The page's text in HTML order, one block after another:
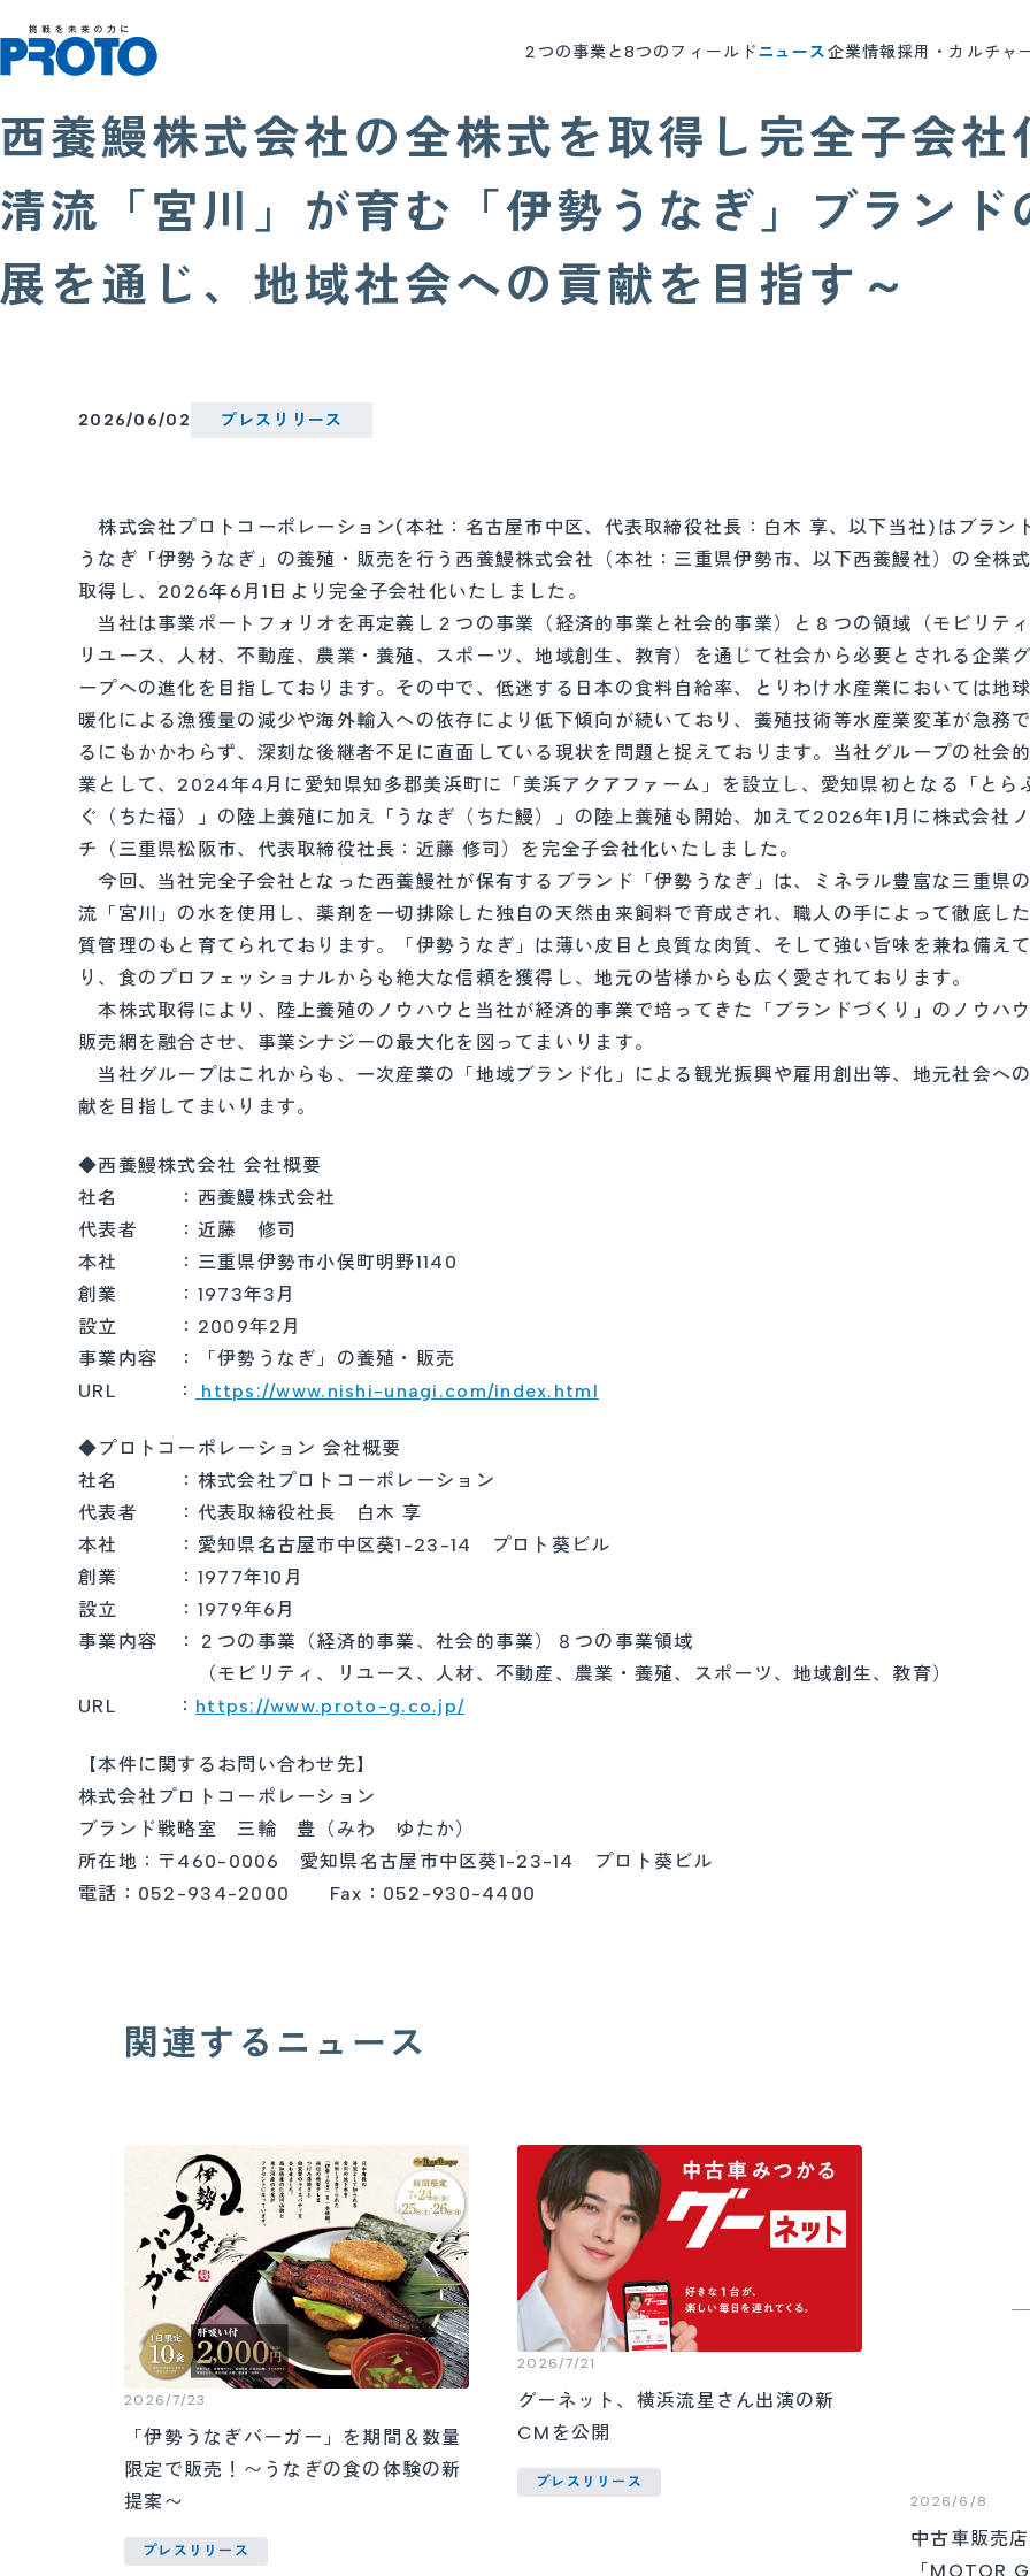
2つの事業と8つのフィールドニュース企業情報採用・カルチャ
西養鰻株式会社の全株式を取得し完全子会社
清流「宮川」が育む「伊勢うなぎ」ブランド
展を通じ、地域社会への貢献を目指す～
2026/06/02 プレスリリース
株式会社プロトコーポレーション(本社：名古屋市中区、代表取締役社長：白木 享、以下当社)はブラン
うなぎ「伊勢うなぎ」の養殖・販売を行う西養鰻株式会社（本社：三重県伊勢市、以下西養鰻社）の全株
取得し、2026年6月1日より完全子会社化いたしました。
当社は事業ポートフォリオを再定義し２つの事業（経済的事業と社会的事業）と８つの領域（モビリテ
リユース、人材、不動産、農業・養殖、スポーツ、地域創生、教育）を通じて社会から必要とされる企業
ープへの進化を目指しております。その中で、低迷する日本の食料自給率、とりわけ水産業においては地
暖化による漁獲量の減少や海外輸入への依存により低下傾向が続いており、養殖技術等水産業変革が急務
るにもかかわらず、深刻な後継者不足に直面している現状を問題と捉えております。当社グループの社会
業として、2024年4月に愛知県知多郡美浜町に「美浜アクアファーム」を設立し、愛知県初となる「とら
ぐ（ちた福）」の陸上養殖に加え「うなぎ（ちた鰻）」の陸上養殖も開始、加えて2026年1月に株式会社
チ（三重県松阪市、代表取締役社長：近藤 修司）を完全子会社化いたしました。
今回、当社完全子会社となった西養鰻社が保有するブランド「伊勢うなぎ」は、ミネラル豊富な三重県
流「宮川」の水を使用し、薬剤を一切排除した独自の天然由来飼料で育成され、職人の手によって徹底し
質管理のもと育てられております。「伊勢うなぎ」は薄い皮目と良質な肉質、そして強い旨味を兼ね備え
り、食のプロフェッショナルからも絶大な信頼を獲得し、地元の皆様からも広く愛されております。
本株式取得により、陸上養殖のノウハウと当社が経済的事業で培ってきた「ブランドづくり」のノウハ
販売網を融合させ、事業シナジーの最大化を図ってまいります。
当社グループはこれからも、一次産業の「地域ブランド化」による観光振興や雇用創出等、地元社会へ
献を目指してまいります。
◆西養鰻株式会社 会社概要
社名 ：西養鰻株式会社
代表者 ：近藤 修司
本社 ：三重県伊勢市小俣町明野1140
創業 ：1973年3月
設立 ：2009年2月
事業内容 ：「伊勢うなぎ」の養殖・販売
URL ：
https://www.nishi-unagi.com/index.html
◆プロトコーポレーション 会社概要
社名 ：株式会社プロトコーポレーション
代表者 ：代表取締役社長 白木 享
本社 ：愛知県名古屋市中区葵1-23-14 プロト葵ビル
創業 ：1977年10月
設立 ：1979年6月
事業内容 ：２つの事業（経済的事業、社会的事業）８つの事業領域
（モビリティ、リユース、人材、不動産、農業・養殖、スポーツ、地域創生、教育）
URL ： https://www.proto-g.co.jp/
【本件に関するお問い合わせ先】
株式会社プロトコーポレーション
ブランド戦略室 三輪 豊（みわ ゆたか）
所在地：〒460-0006 愛知県名古屋市中区葵1-23-14 プロト葵ビル
電話：052-934-2000 Fax：052-930-4400
関連するニュース
2026/7/23
「伊勢うなぎバーガー」を期間＆数量
限定で販売！〜うなぎの食の体験の新
提案〜
プレスリリース
2026/7/21
グーネット、横浜流星さん出演の新
CMを公開
プレスリリース
2026/6/8
中古車販売
「MOTOR